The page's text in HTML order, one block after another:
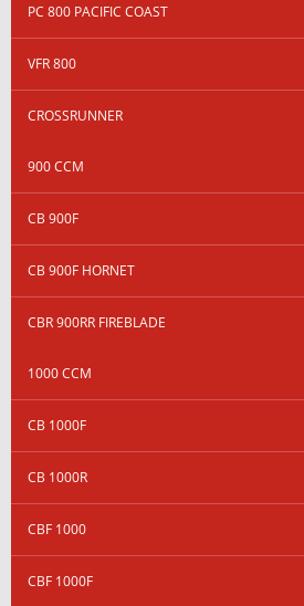
PC 800 PACIFIC COAST
VFR 800
CROSSRUNNER
900 CCM
CB 900F
CB 900F HORNET
CBR 900RR FIREBLADE
1000 CCM
CB 1000F
CB 1000R
CBF 1000
CBF 1000F